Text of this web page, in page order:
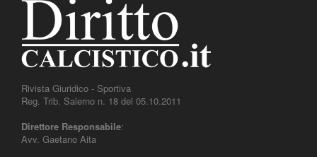
Rivista Giuridico - Sportiva
Reg. Trib. Salerno n. 18 del 05.10.2011
Direttore Responsabile:
Avv. Gaetano Aita